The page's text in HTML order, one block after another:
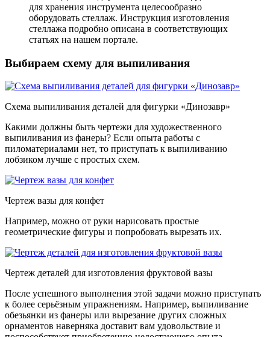
для хранения инструмента целесообразно
оборудовать стеллаж. Инструкция изготовления
стеллажа подробно описана в соответствующих
статьях на нашем портале.
Выбираем схему для выпиливания
Схема выпиливания деталей для фигурки «Динозавр»
Какими должны быть чертежи для художественного
выпиливания из фанеры? Если опыта работы с
пиломатериалами нет, то приступать к выпиливанию
лобзиком лучше с простых схем.
Чертеж вазы для конфет
Например, можно от руки нарисовать простые
геометрические фигуры и попробовать вырезать их.
Чертеж деталей для изготовления фруктовой вазы
После успешного выполнения этой задачи можно приступать
к более серьёзным упражнениям. Например, выпиливание
обезьянки из фанеры или вырезание других сложных
орнаментов наверняка доставит вам удовольствие и